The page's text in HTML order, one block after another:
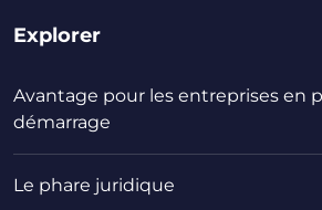
Explorer
Avantage pour les entreprises en
démarrage
Le phare juridique